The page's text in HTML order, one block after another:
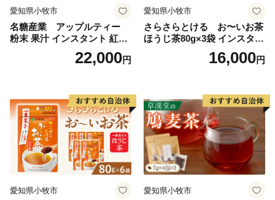
愛知県小牧市
名糖産業 アップルティー
粉末 果汁 インスタント 紅茶
ティー ビタミンC 袋 ロング
セラー 粉末飲料 粉末茶 簡単
22,000円
愛知県小牧市
さらさらとける お〜いお茶
ほうじ茶80g×3袋 インスタン
トほうじ茶 粉末ほうじ茶 粉
末茶 おーいお茶 粉末緑茶
16,000円
愛知県小牧市 愛知県小牧市